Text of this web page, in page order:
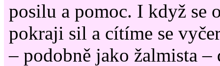
posilu a pomoc. I když se
pokraji sil a cítíme se
– podobně jako žalmista